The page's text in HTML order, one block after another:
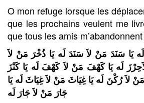
O mon refuge lorsque les
que les prochains veulent me
que tous les amis
يَا سَنَدَ مَنْ لاَ سَنَدَ لَه يَا ذُخْرَ مَنْ لاَ
لَه يَا كَهْفَ مَنْ لاَ كَهْفَ لَه يَا كَنْزَ
لاَ رُكْنَ لَه يَا غِيَاثَ مَنْ لاَ غِيَاثَ لَه يَا
جَارَ مَنْ لاَ جَارَ لَه